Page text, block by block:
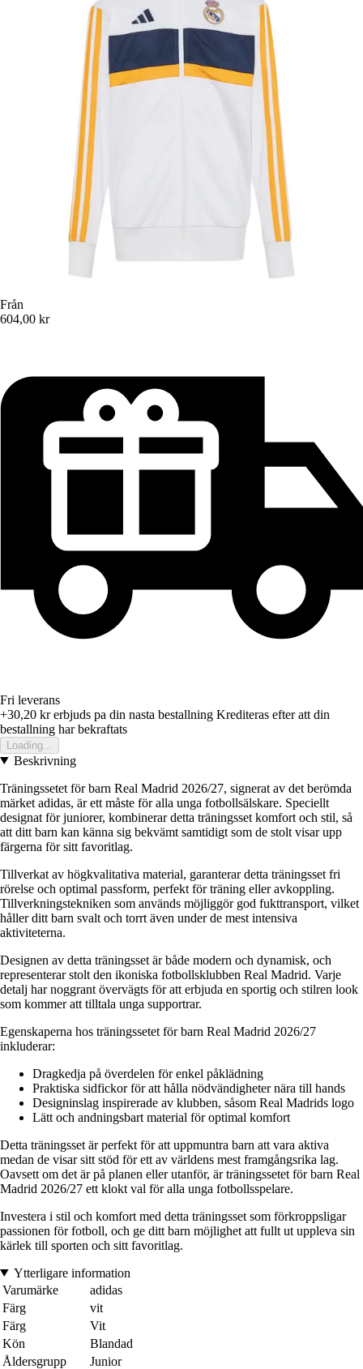
Från
604,00 kr
Fri leverans
+30,20 krerbjuds pa din nasta bestallning Krediteras efter att din
bestallning har bekraftats
Loading...
Beskrivning
Träningssetet för barn Real Madrid 2026/27, signerat av det berömda
märket adidas, är ett måste för alla unga fotbollsälskare. Speciellt
designat för juniorer, kombinerar detta träningsset komfort och stil, så
att ditt barn kan känna sig bekvämt samtidigt som de stolt visar upp
färgerna för sitt favoritlag.
Tillverkat av högkvalitativa material, garanterar detta träningsset fri
rörelse och optimal passform, perfekt för träning eller avkoppling.
Tillverkningstekniken som används möjliggör god fukttransport, vilket
håller ditt barn svalt och torrt även under de mest intensiva
aktiviteterna.
Designen av detta träningsset är både modern och dynamisk, och
representerar stolt den ikoniska fotbollsklubben Real Madrid. Varje
detalj har noggrant övervägts för att erbjuda en sportig och stilren look
som kommer att tilltala unga supportrar.
Egenskaperna hos träningssetet för barn Real Madrid 2026/27
inkluderar:
Dragkedja på överdelen för enkel påklädning
Praktiska sidfickor för att hålla nödvändigheter nära till hands
Designinslag inspirerade av klubben, såsom Real Madrids logo
Lätt och andningsbart material för optimal komfort
Detta träningsset är perfekt för att uppmuntra barn att vara aktiva
medan de visar sitt stöd för ett av världens mest framgångsrika lag.
Oavsett om det är på planen eller utanför, är träningssetet för barn Real
Madrid 2026/27 ett klokt val för alla unga fotbollsspelare.
Investera i stil och komfort med detta träningsset som förkroppsligar
passionen för fotboll, och ge ditt barn möjlighet att fullt ut uppleva sin
kärlek till sporten och sitt favoritlag.
Ytterligare information
Varumärke
adidas
Färg
vit
Färg
Vit
Kön
Blandad
Åldersgrupp
Junior